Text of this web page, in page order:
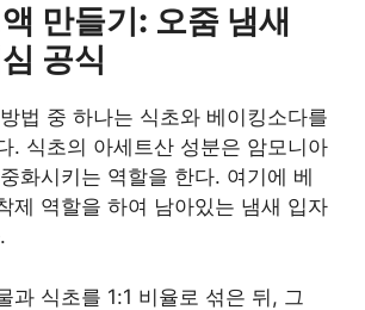
만들기: 오줌 냄새
공식
법 중 하나는 식초와 베이킹소다를
. 식초의 아세트산 성분은 암모니아
화시키는 역할을 한다. 여기에 베
제 역할을 하여 남아있는 냄새 입자
과 식초를 1:1 비율로 섞은 뒤, 그